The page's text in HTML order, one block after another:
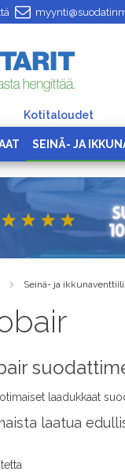
Kotitaloudet
SEINÄ- JA
Seinä- ja
laadukkaat
laatua